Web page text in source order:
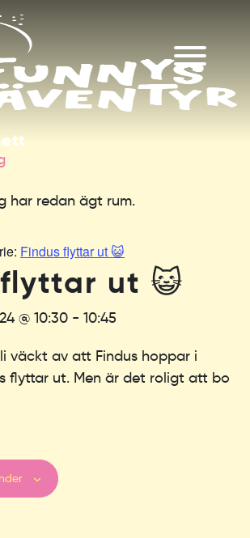
har redan ägt rum.
Findus flyttar ut 😺
ut 😺
@ 10:30 - 10:45
väckt av att Findus hoppar i
flyttar ut. Men är det roligt att bo